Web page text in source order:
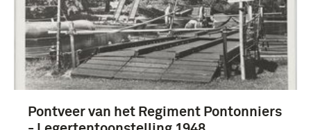
Fotografisch materiaal (9)
Koude Oorlog (1945-1990) (3)
Pontveer van het Regiment Pontonniers